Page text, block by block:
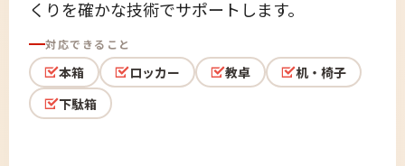
くりを確かな技術でサポートします。
対応できること
本箱 ロッカー 教卓
机・椅子
下駄箱